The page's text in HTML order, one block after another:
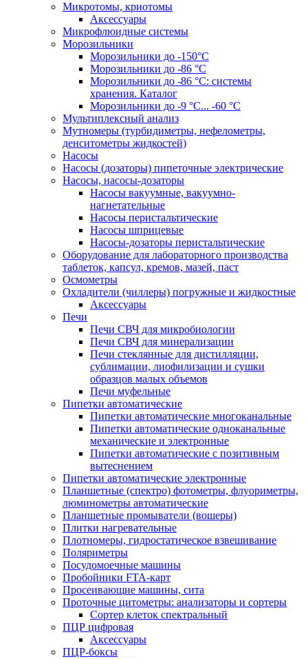
Микротомы, криотомы
Аксессуары
Микрофлюидные системы
Морозильники
Морозильники до -150°С
Морозильники до -86 °C
Морозильники до -86 °C: системы
хранения. Каталог
Морозильники до -9 °C... -60 °C
Мультиплексный анализ
Мутномеры (турбидиметры, нефелометры,
денситометры жидкостей)
Насосы
Насосы (дозаторы) пипеточные электрические
Насосы, насосы-дозаторы
Насосы вакуумные, вакуумно-
нагнетательные
Насосы перистальтические
Насосы шприцевые
Насосы-дозаторы перистальтические
Оборудование для лабораторного производства
таблеток, капсул, кремов, мазей, паст
Осмометры
Охладители (чиллеры) погружные и жидкостные
Аксессуары
Печи
Печи СВЧ для микробиологии
Печи СВЧ для минерализации
Печи стеклянные для дистилляции,
сублимации, лиофилизации и сушки
образцов малых объемов
Печи муфельные
Пипетки автоматические
Пипетки автоматические многоканальные
Пипетки автоматические одноканальные
механические и электронные
Пипетки автоматические с позитивным
вытеснением
Пипетки автоматические электронные
Планшетные (спектро) фотометры, флуориметры,
люминометры автоматические
Планшетные промыватели (вошеры)
Плитки нагревательные
Плотномеры, гидростатическое взвешивание
Поляриметры
Посудомоечные машины
Пробойники FTA-карт
Просеивающие машины, сита
Проточные цитометры: анализаторы и сортеры
Сортер клеток спектральный
ПЦР цифровая
Аксессуары
ПЦР-боксы